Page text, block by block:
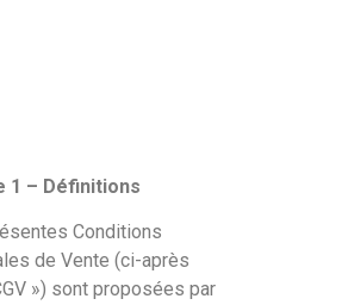
1 – Définitions
Conditions
de Vente (ci-après
») sont proposées par